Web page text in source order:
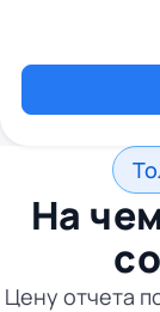
На
со
Цену отчета